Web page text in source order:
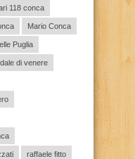
118 conca
Mario Conca
Puglia
di venere
raffaele fitto